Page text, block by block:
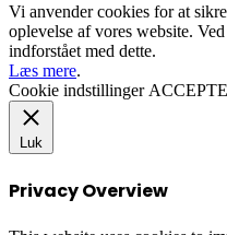
Vi anvender cookies for at
oplevelse af vores website.
indforstået med dette.
Læs mere.
Cookie indstillinger
Luk
Privacy Overview